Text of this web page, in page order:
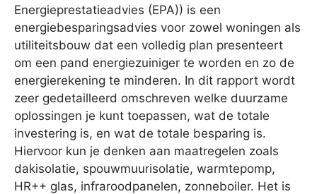
Energieprestatieadvies (EPA)) is een
energiebesparingsadvies voor zowel woningen als
utiliteitsbouw dat een volledig plan presenteert
om een pand energiezuiniger te worden en zo de
energierekening te minderen. In dit rapport wordt
zeer gedetailleerd omschreven welke duurzame
oplossingen je kunt toepassen, wat de totale
investering is, en wat de totale besparing is.
Hiervoor kun je denken aan maatregelen zoals
dakisolatie, spouwmuurisolatie, warmtepomp,
HR++ glas, infraroodpanelen, zonneboiler. Het is